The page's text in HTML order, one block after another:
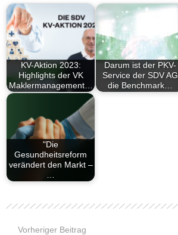
KV-Aktion 2023:
Highlights der VK
Maklermanagement…
Darum ist der PKV-
Service der SDV AG
die Benchmark…
"Die
Gesundheitsreform
verändert den Markt –
Vorheriger Beitrag